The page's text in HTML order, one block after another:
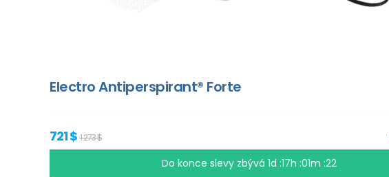
Electro Antiperspirant® Forte
721 $1 273 $
Do konce slevy zbývá1d :17h :01m :21